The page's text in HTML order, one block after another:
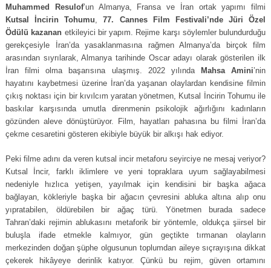
Muhammed Resulof’un Almanya, Fransa ve İran ortak yapımı filmi
Kutsal İncirin Tohumu,77. Cannes Film Festivali’nde Jüri Özel
Ödülü kazanan etkileyici bir yapım. Rejime karşı söylemler bulundurduğu
gerekçesiyle İran’da yasaklanmasına rağmen Almanya’da birçok film
arasından sıyrılarak, Almanya tarihinde Oscar adayı olarak gösterilen ilk
İran filmi olma başarısına ulaşmış. 2022 yılında
Mahsa Amini’nin
hayatını kaybetmesi üzerine İran’da yaşanan olaylardan kendisine filmin
çıkış noktası için bir kıvılcım yaratan yönetmen, Kutsal İncirin Tohumu ile
baskılar karşısında umutla direnmenin psikolojik ağırlığını kadınların
gözünden aleve dönüştürüyor. Film, hayatları pahasına bu filmi İran’da
çekme cesaretini gösteren ekibiyle büyük bir alkışı hak ediyor.
Peki filme adını da veren kutsal incir metaforu seyirciye ne mesaj veriyor?
Kutsal İncir, farklı iklimlere ve yeni topraklara uyum sağlayabilmesi
nedeniyle hızlıca yetişen, yayılmak için kendisini bir başka ağaca
bağlayan, kökleriyle başka bir ağacın çevresini abluka altına alıp onu
yıpratabilen, öldürebilen bir ağaç türü. Yönetmen burada sadece
Tahran’daki rejimin ablukasını metaforik bir yöntemle, oldukça şiirsel bir
buluşla ifade etmekle kalmıyor, gün geçtikte tırmanan olayların
merkezinden doğan şüphe olgusunun toplumdan aileye sıçrayışına dikkat
çekerek hikâyeye derinlik katıyor. Çünkü bu rejim, güven ortamını